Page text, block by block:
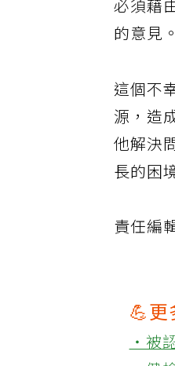
必須藉
的意見。
這個不
源，造
他解決
長的困
責任編
💪更
‧被